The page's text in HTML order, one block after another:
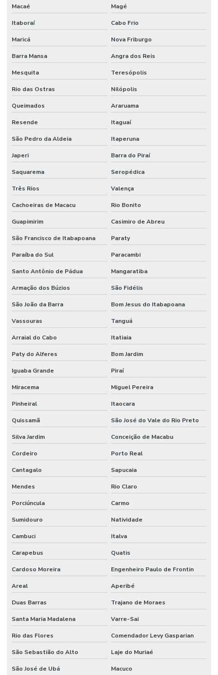
Macaé Magé
Itaboraí Cabo Frio
Maricá Nova Friburgo
Barra Mansa Angra dos Reis
Mesquita Teresópolis
Rio das Ostras Nilópolis
Queimados Araruama
Resende Itaguaí
São Pedro da Aldeia Itaperuna
Japeri Barra do Piraí
Saquarema Seropédica
Três Rios Valença
Cachoeiras de Macacu Rio Bonito
Guapimirim Casimiro de Abreu
São Francisco de Itabapoana Paraty
Paraíba do Sul Paracambi
Santo Antônio de Pádua Mangaratiba
Armação dos Búzios São Fidélis
São João da Barra Bom Jesus do Itabapoana
Vassouras Tanguá
Arraial do Cabo Itatiaia
Paty do Alferes Bom Jardim
Iguaba Grande Piraí
Miracema Miguel Pereira
Pinheiral Itaocara
Quissamã São José do Vale do Rio Preto
Silva Jardim Conceição de Macabu
Cordeiro Porto Real
Cantagalo Sapucaia
Mendes Rio Claro
Porciúncula Carmo
Sumidouro Natividade
Cambuci Italva
Carapebus Quatis
Cardoso Moreira Engenheiro Paulo de Frontin
Areal Aperibé
Duas Barras Trajano de Moraes
Santa Maria Madalena Varre-Sai
Rio das Flores Comendador Levy Gasparian
São Sebastião do Alto Laje do Muriaé
São José de Ubá Macuco